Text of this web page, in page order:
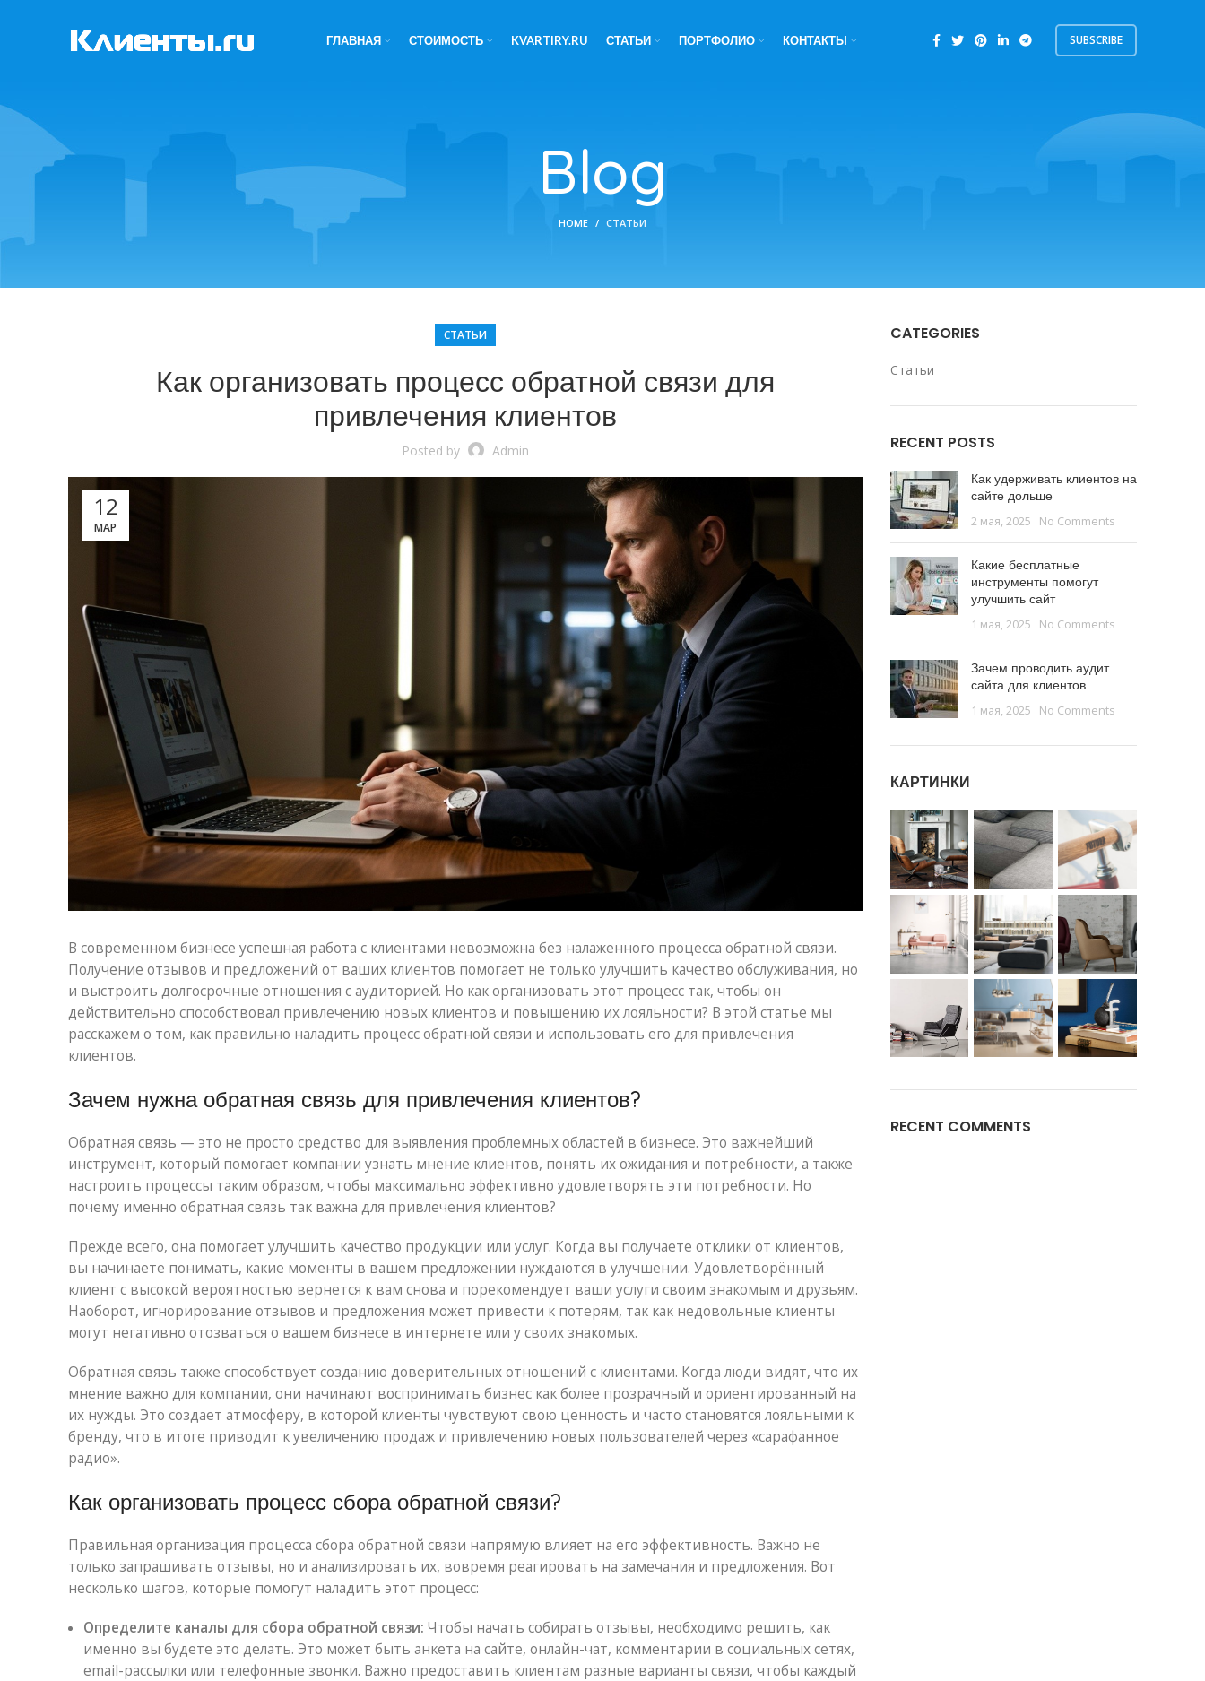
ГЛАВНАЯ СТОИМОСТЬ KVARTIRY.RU СТАТЬИ ПОРТФОЛИО КОНТАКТЫ SUBSCRIBE
Blog
HOME СТАТЬИ
СТАТЬИ
Как организовать процесс обратной связи для
привлечения клиентов
Posted by Admin
12
МАР
В современном бизнесе успешная работа с клиентами невозможна без налаженного процесса обратной связи.
Получение отзывов и предложений от ваших клиентов помогает не только улучшить качество обслуживания, но
и выстроить долгосрочные отношения с аудиторией. Но как организовать этот процесс так, чтобы он
действительно способствовал привлечению новых клиентов и повышению их лояльности? В этой статье мы
расскажем о том, как правильно наладить процесс обратной связи и использовать его для привлечения
клиентов.
Зачем нужна обратная связь для привлечения клиентов?
Обратная связь — это не просто средство для выявления проблемных областей в бизнесе. Это важнейший
инструмент, который помогает компании узнать мнение клиентов, понять их ожидания и потребности, а также
настроить процессы таким образом, чтобы максимально эффективно удовлетворять эти потребности. Но
почему именно обратная связь так важна для привлечения клиентов?
Прежде всего, она помогает улучшить качество продукции или услуг. Когда вы получаете отклики от клиентов,
вы начинаете понимать, какие моменты в вашем предложении нуждаются в улучшении. Удовлетворённый
клиент с высокой вероятностью вернется к вам снова и порекомендует ваши услуги своим знакомым и друзьям.
Наоборот, игнорирование отзывов и предложения может привести к потерям, так как недовольные клиенты
могут негативно отозваться о вашем бизнесе в интернете или у своих знакомых.
Обратная связь также способствует созданию доверительных отношений с клиентами. Когда люди видят, что их
мнение важно для компании, они начинают воспринимать бизнес как более прозрачный и ориентированный на
их нужды. Это создает атмосферу, в которой клиенты чувствуют свою ценность и часто становятся лояльными к
бренду, что в итоге приводит к увеличению продаж и привлечению новых пользователей через «сарафанное
радио».
Как организовать процесс сбора обратной связи?
Правильная организация процесса сбора обратной связи напрямую влияет на его эффективность. Важно не
только запрашивать отзывы, но и анализировать их, вовремя реагировать на замечания и предложения. Вот
несколько шагов, которые помогут наладить этот процесс:
Определите каналы для сбора обратной связи: Чтобы начать собирать отзывы, необходимо решить, как
именно вы будете это делать. Это может быть анкета на сайте, онлайн-чат, комментарии в социальных сетях,
email-рассылки или телефонные звонки. Важно предоставить клиентам разные варианты связи, чтобы каждый
CATEGORIES
Статьи
RECENT POSTS
Как удерживать клиентов на
сайте дольше
2 мая, 2025 No Comments
Какие бесплатные
инструменты помогут
улучшить сайт
1 мая, 2025 No Comments
Зачем проводить аудит
сайта для клиентов
1 мая, 2025 No Comments
КАРТИНКИ
RECENT COMMENTS